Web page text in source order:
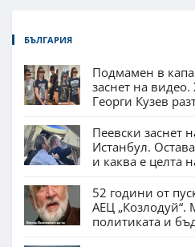
БЪЛГАРИЯ
Подмамен в
заснет на
Георги Кузев
Пеевски заснет
Истанбул.
и каква е целта
52 години от
АЕЦ „Козлодуй“.
политиката и